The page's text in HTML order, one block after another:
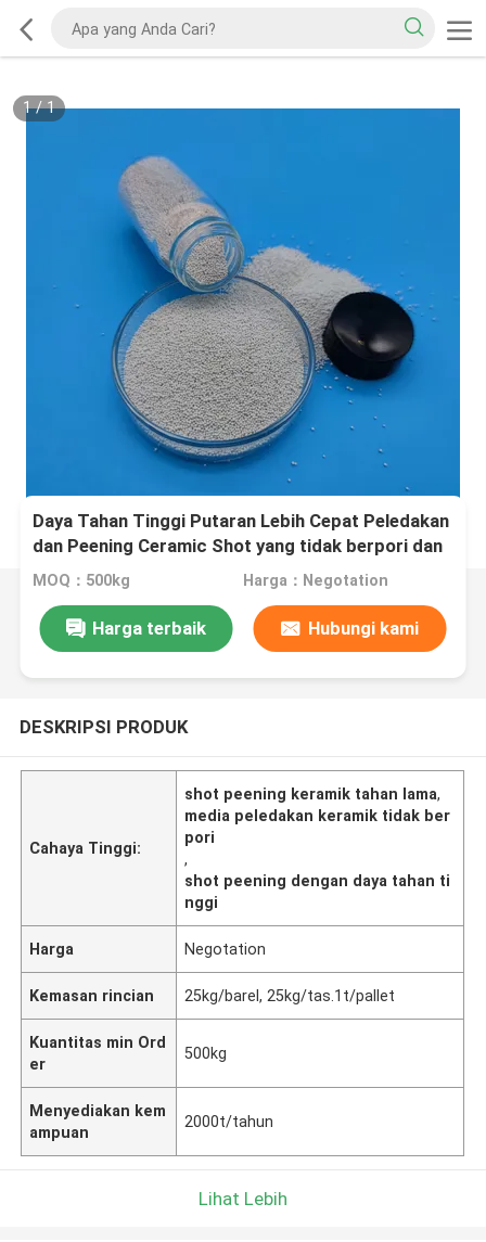
1/1
Daya Tahan Tinggi Putaran Lebih Cepat Peledakan
dan Peening Ceramic Shot yang tidak berpori dan
tahan lama
MOQ：500kg Harga：Negotation
Harga terbaik Hubungi kami
DESKRIPSI PRODUK
Cahaya Tinggi:
shot peening keramik tahan lama,
media peledakan keramik tidak ber
pori
,
shot peening dengan daya tahan ti
nggi
Harga Negotation
Kemasan rincian 25kg/barel, 25kg/tas.1t/pallet
Kuantitas min Ord
er
500kg
Menyediakan kem
ampuan
2000t/tahun
Lihat Lebih